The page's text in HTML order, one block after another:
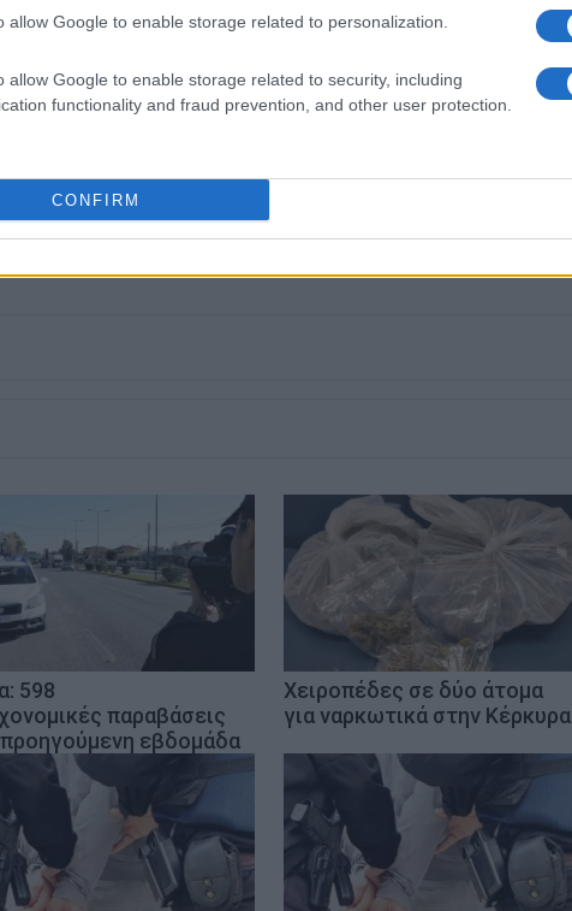
allow Google to enable storage related to personalization.
allow Google to enable storage related to security, including
functionality and fraud prevention, and other user protection.
CONFIRM
Facebook
598
παραβάσεις
εβδομάδα
Χειροπέδες σε δύο άτομα
για ναρκωτικά στην Κέρκυρα